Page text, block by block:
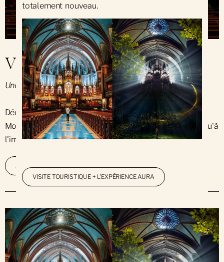
Visite touristique
Une splendeur le jour.
Découvrez l'histoire de la basilique Notre-Dame de
Montréal depuis les origines de la colonie urbaine jusqu'à
l'imposante église néogothique d'aujourd'hui.
ACHETEZ VOS BILLETS
totalement nouveau.
VISITE TOURISTIQUE + L'EXPÉRIENCE AURA